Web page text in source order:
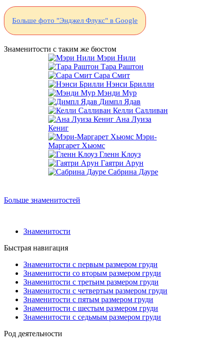
Больше фото "Энджел Флукс" в Google
Знаменитости с таким же бюстом
Мэри Нили
Тара Раштон
Сара Смит
Нэнси Брилли
Мэнди Мур
Димпл Ядав
Келли Салливан
Ана Луиза
Кениг
Мэри-
Маргарет Хьюмс
Гленн Клоуз
Гаятри Арун
Сабрина Дауре
Больше знаменитостей
Знаменитости
Быстрая навигация
Знаменитости с первым размером груди
Знаменитости со вторым размером груди
Знаменитости с третьим размером груди
Знаменитости с четвертым размером груди
Знаменитости с пятым размером груди
Знаменитости с шестым размером груди
Знаменитости с седьмым размером груди
Род деятельности